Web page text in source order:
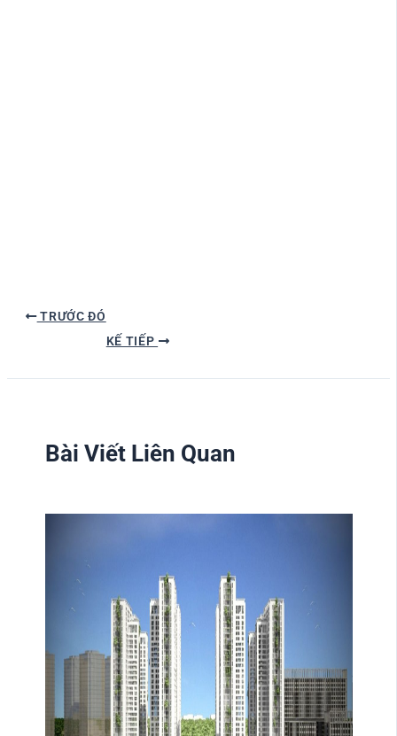
TRƯỚC ĐÓ
KẾ TIẾP
Bài Viết Liên Quan